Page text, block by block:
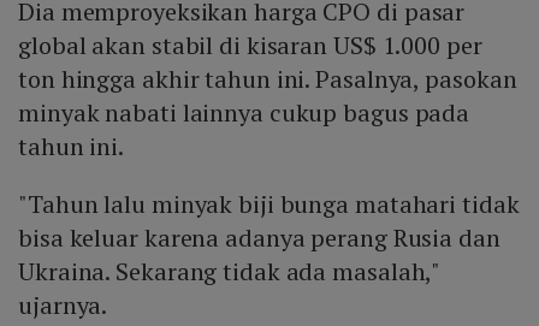
Dia memproyeksikan harga CPO di pasar
global akan stabil di kisaran US$ 1.000 per
ton hingga akhir tahun ini. Pasalnya, pasokan
minyak nabati lainnya cukup bagus pada
tahun ini.
"Tahun lalu minyak biji bunga matahari tidak
bisa keluar karena adanya perang Rusia dan
Ukraina. Sekarang tidak ada masalah,"
ujarnya.